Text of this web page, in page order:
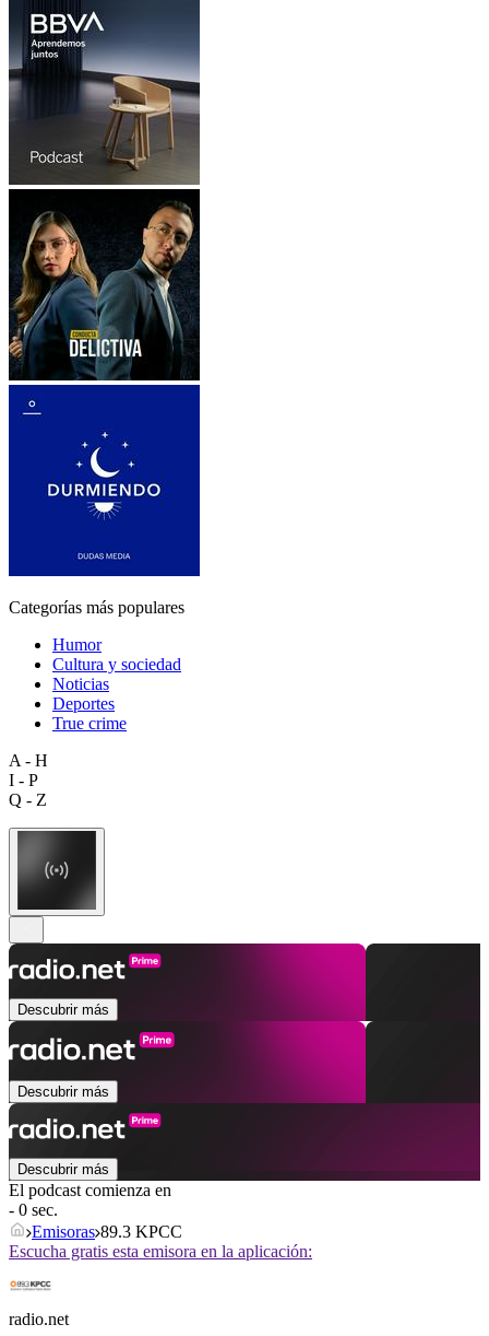
Categorías más populares
Humor
Cultura y sociedad
Noticias
Deportes
True crime
A - H
I - P
Q - Z
Descubrir más
Descubrir más
Descubrir más
El podcast comienza en
- 0 sec.
Emisoras 89.3 KPCC
Escucha gratis esta emisora en la aplicación:
radio.net